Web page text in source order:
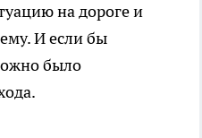
на дороге и
И если бы
было